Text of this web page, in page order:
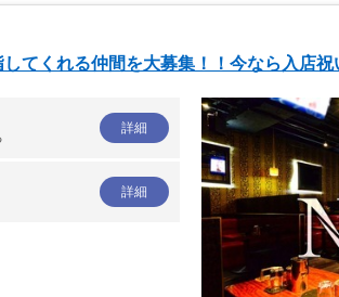
てくれる仲間を大募集！！今なら入店祝
詳細
詳細